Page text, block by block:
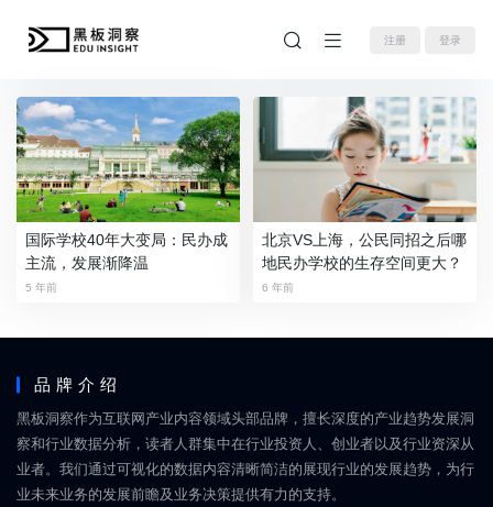
注册 登录
国际学校40年大变局：民办成
主流，发展渐降温
5 年前
北京VS上海，公民同招之后哪
地民办学校的生存空间更大？
6 年前
品牌介绍
黑板洞察作为互联网产业内容领域头部品牌，擅长深度的产业趋势发展洞
察和行业数据分析，读者人群集中在行业投资人、创业者以及行业资深从
业者。我们通过可视化的数据内容清晰简洁的展现行业的发展趋势，为行
业未来业务的发展前瞻及业务决策提供有力的支持。